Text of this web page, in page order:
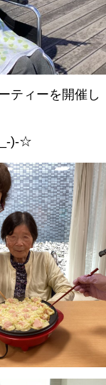
ティーを開催し
)-☆